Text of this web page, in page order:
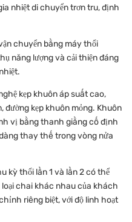
nhiệt di chuyển trơn tru, định
chuyển bằng máy thổi
năng lượng và cải thiện đáng
kẹp khuôn áp suất cao,
đường kẹp khuôn mỏng. Khuôn
vị bằng thanh giằng cố định
thay thế trong vòng nửa
kỳ thổi lần 1 và lần 2 có thể
chai khác nhau của khách
riêng biệt, với độ linh hoạt